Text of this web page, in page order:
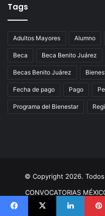
Tags
Adultos Mayores Alumno
Beca Beca Benito Juárez
Becas Benito Juárez
Fecha de pago Pago
Programa del Bienestar
© Copyright 2026.
CONVOCATORIAS